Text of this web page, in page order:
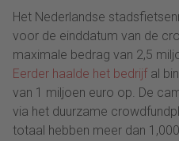
Het Nederlandse
voor de einddatum van de
maximale bedrag van 2,5
Eerder haalde het bedrijf al
van 1 miljoen euro op. De
via het duurzame
totaal hebben meer dan